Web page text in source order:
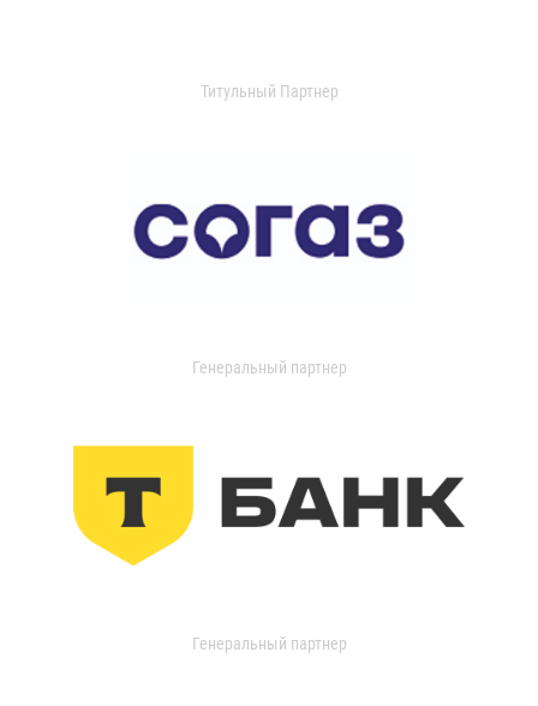
Титульный Партнер
Генеральный партнер
Генеральный партнер